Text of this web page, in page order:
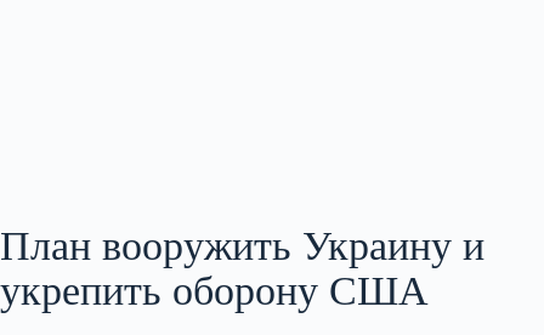
План вооружить Украину и
укрепить оборону США